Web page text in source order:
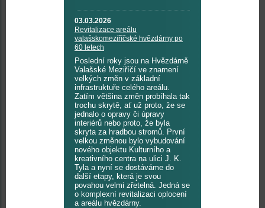
03.03.2026
Revitalizace areálu
valašskomeziříčské hvězdárny po
60 letech
Poslední roky jsou na Hvězdárně
Valašské Meziříčí ve znamení
velkých změn v základní
infrastruktuře celého areálu.
Zatím většina změn probíhala tak
trochu skrytě, ať už proto, že se
jednalo o opravy či úpravy
interiérů nebo proto, že byla
skryta za hradbou stromů. První
velkou změnou bylo vybudování
nového objektu Kulturního a
kreativního centra na ulici J. K.
Tyla a nyní se dostáváme do
další etapy, která je svou
povahou velmi zřetelná. Jedná se
o komplexní revitalizaci oplocení
a areálu hvězdárny.